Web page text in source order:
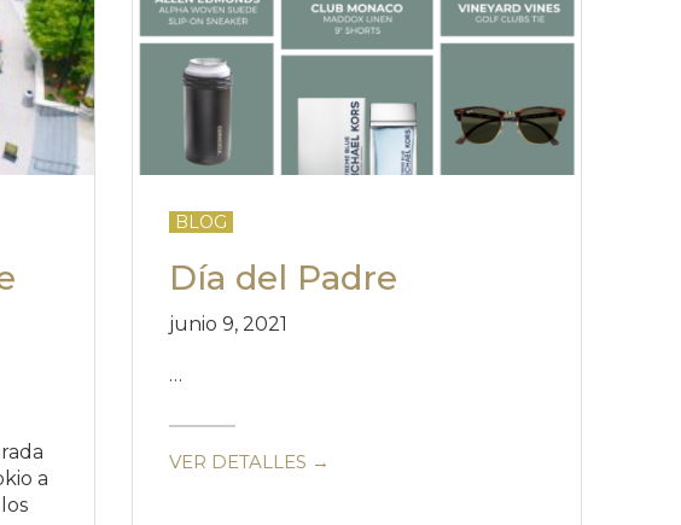
a
BLOG
Día del Padre
junio 9, 2021
…
VER DETALLES →